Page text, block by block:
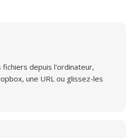
fichiers depuis l'ordinateur,
une URL ou glissez-les